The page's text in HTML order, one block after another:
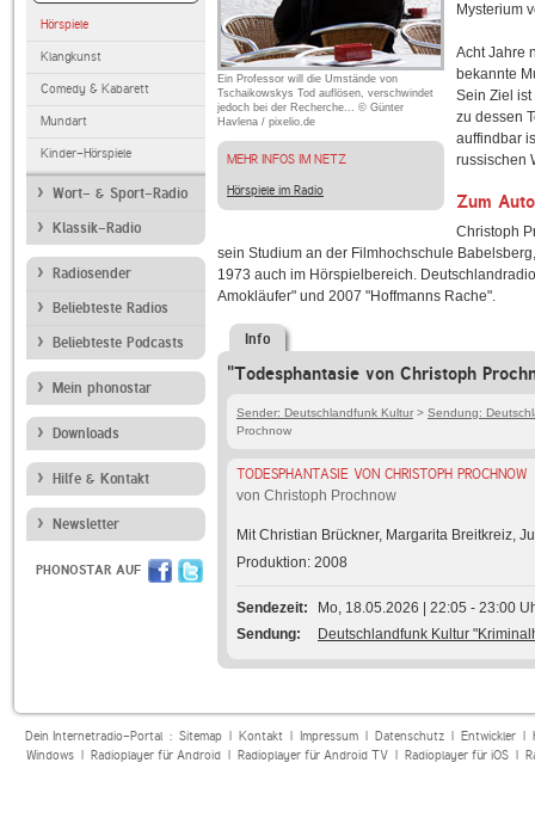
Hörspiele
Klangkunst
Comedy & Kabarett
Mundart
Kinder-Hörspiele
Wort- & Sport-Radio
Klassik-Radio
Radiosender
Beliebteste Radios
Beliebteste Podcasts
Mein phonostar
Downloads
Hilfe & Kontakt
Newsletter
PHONOSTAR AUF
Ein Professor will die Umstände von
Tschaikowskys Tod auflösen, verschwindet
jedoch bei der Recherche... © Günter
Havlena / pixelio.de
MEHR INFOS IM NETZ
Hörspiele im Radio
Mysterium
Acht Jahre
bekannte
Sein Ziel
zu dessen
auffindbar
russischen
Zum
Christoph
sein Studium an der Filmhochschule
1973 auch im Hörspielbereich.
Amokläufer" und 2007 "Hoffmanns Rache".
Info
"Todesphantasie von Christoph
Sender: Deutschlandfunk Kultur > Sendung:
Prochnow
TODESPHANTASIE VON CHRISTOPH PROCHNOW
von Christoph Prochnow
Mit Christian Brückner, Margarita Breitkreiz,
Produktion: 2008
Sendezeit
Mo, 18.05.2026 | 22:05 - 23:00
Sendung
Deutschlandfunk Kultur
Dein Internetradio-Portal : Sitemap| Kontakt| Impressum| Datenschutz| Entwickler|
Windows| Radioplayer für Android| Radioplayer für Android TV| Radioplayer für iOS|